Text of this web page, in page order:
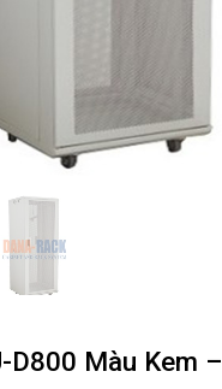
D800 Màu Kem